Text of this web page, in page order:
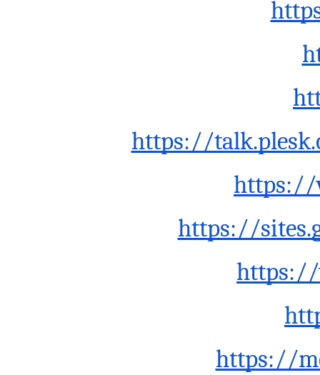
https://
https://
https://
https://
https://